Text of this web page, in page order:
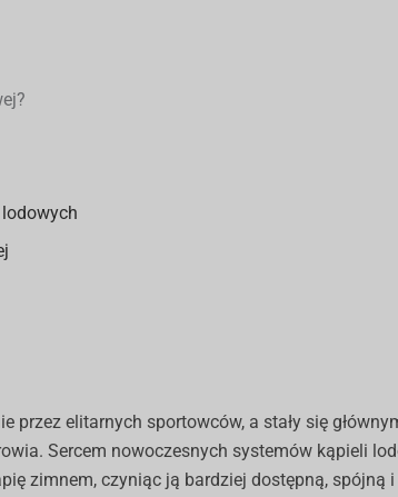
przez elitarnych sportowców, a stały się
Sercem nowoczesnych systemów kąpieli
zimnem, czyniąc ją bardziej dostępną, spójną